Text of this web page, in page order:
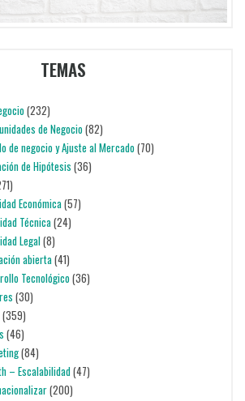
TEMAS
(232)
de Negocio(82)
de negocio y Ajuste al Mercado(70)
de Hipótesis (36)
Económica(57)
Técnica(24)
Legal(8)
abierta(41)
Tecnológico(36)
(30)
(359)
(46)
(84)
– Escalabilidad(47)
(200)